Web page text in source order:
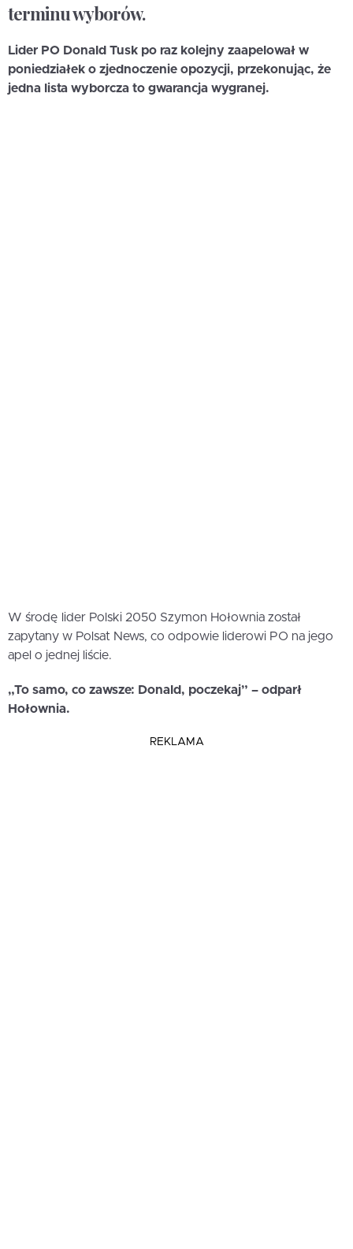
terminu wyborów.
Lider PO Donald Tusk po raz kolejny zaapelował w
poniedziałek o zjednoczenie opozycji, przekonując, że
jedna lista wyborcza to gwarancja wygranej.
W środę lider Polski 2050 Szymon Hołownia został
zapytany w Polsat News, co odpowie liderowi PO na jego
apel o jednej liście.
„To samo, co zawsze: Donald, poczekaj” – odparł
Hołownia.
REKLAMA